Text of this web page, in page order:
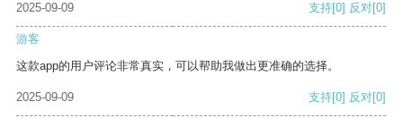
2025-09-09 支持[0] 反对[0]
游客
这款app的用户评论非常真实，可以帮助我做出更准确的选择。
2025-09-09 支持[0] 反对[0]